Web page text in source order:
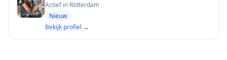
Actief in Rotterdam
Nieuw
Bekijk profiel →